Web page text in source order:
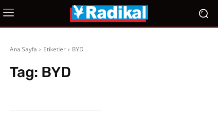
Ana Sayfa Etiketler BYD
Tag: BYD